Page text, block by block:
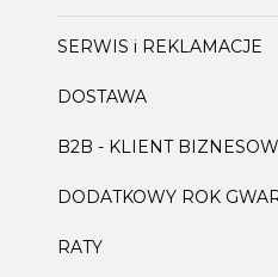
SERWIS i REKLAMACJE
DOSTAWA
B2B - KLIENT
DODATKOWY ROK
RATY